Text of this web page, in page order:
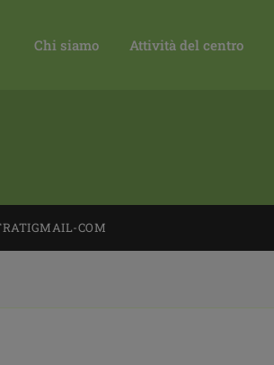
Chi siamo Attività del centro
COM